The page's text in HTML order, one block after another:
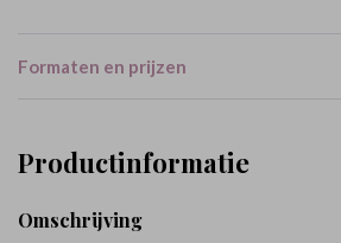
Formaten en prijzen
Productinformatie
Omschrijving